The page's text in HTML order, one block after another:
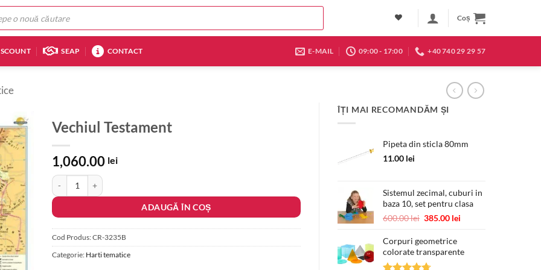
Coș
SEAP CONTACT E-MAIL 09:00 - 17:00 +40 740 29 29 57
ÎȚI MAI RECOMANDĂM ȘI
Pipeta din sticla 80mm
11.00 lei
Sistemul zecimal, cuburi in
baza 10, set pentru clasa
600.00lei Prețul
a
fost:
600.00 lei.
385.00 lei
385.00 lei.
Corpuri geometrice
colorate transparente
Vechiul Testament
1,060.00 lei
Cantitate Vechiul Testament
ADAUGĂ ÎN COȘ
Cod Produs:CR-3235B
Categorie: Harti tematice